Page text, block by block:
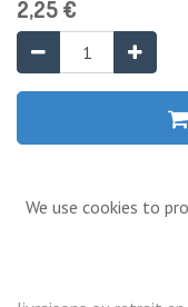
2,25€
Prix exprimés
We use cookies to